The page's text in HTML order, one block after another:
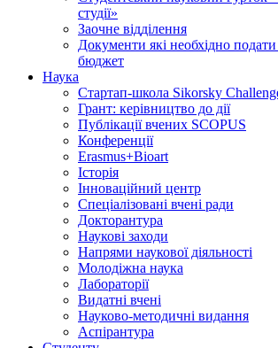
студії»
Заочне відділення
Документи які необхідно
бюджет
Наука
Стартап-школа Sikorsky
Грант: керівництво до дії
Публікації вчених SCOPUS
Конференції
Erasmus+Bioart
Історія
Інноваційний центр
Спеціалізовані вчені ради
Докторантура
Наукові заходи
Напрями наукової діяльності
Молодіжна наука
Лабораторії
Видатні вчені
Науково-методичні видання
Аспірантура